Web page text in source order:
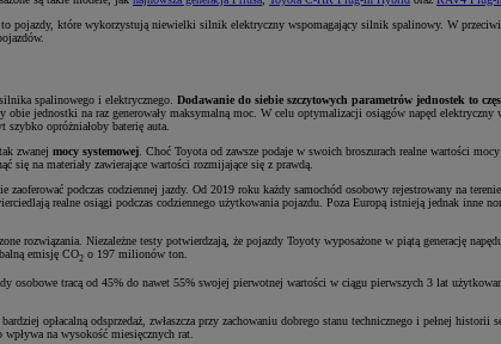
pojazdy, które wykorzystują niewielki silnik elektryczny wspomagający silnik spalinowy. W
spalinowego i elektrycznego. Dodawanie do siebie szczytowych parametrów jednostek to
jednostki na raz generowały maksymalną moc. W celu optymalizacji osiągów napęd
opróżniałoby baterię auta.
zwanej mocy systemowej. Choć Toyota od zawsze podaje w swoich broszurach realne wartości
na materiały zawierające wartości rozmijające się z prawdą.
podczas codziennej jazdy. Od 2019 roku każdy samochód osobowy rejestrowany na
realne osiągi podczas codziennego użytkowania pojazdu. Poza Europą istnieją jednak
rozwiązania. Niezależne testy potwierdzają, że pojazdy Toyoty wyposażone w piątą generację
emisję CO2 o 197 milionów ton.
osobowe tracą od 45% do nawet 55% swojej pierwotnej wartości w ciągu pierwszych 3 lat
opłacalną odsprzedaż, zwłaszcza przy zachowaniu dobrego stanu technicznego i pełnej
na wysokość miesięcznych rat.